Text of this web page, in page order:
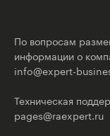
По вопросам
информации о
info@expert-
Техническая
pages@raexpert.ru